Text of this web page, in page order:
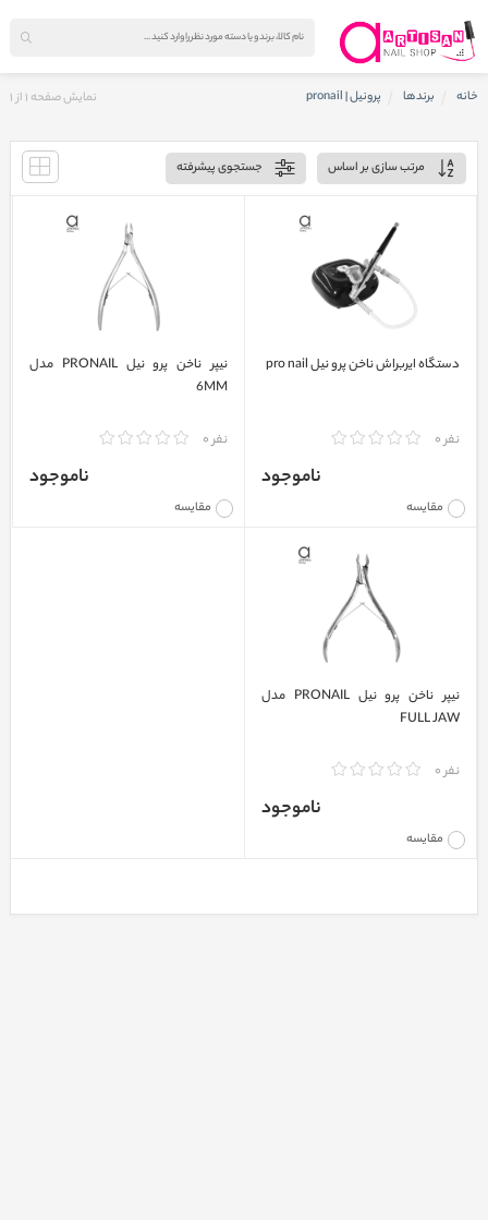
خانه برندها پرونیل | pronail نمایش صفحه 1از1
مرتب سازی بر اساس جستجوی پیشرفته
دستگاه ایربراش ناخن پرو نیل pro nail
نفر 0
مقایسه
ناموجود
نیپر ناخن پرو نیل PRONAIL مدل
6MM
نفر 0
مقایسه
ناموجود
نیپر ناخن پرو نیل PRONAIL مدل
FULL JAW
نفر 0
مقایسه
ناموجود